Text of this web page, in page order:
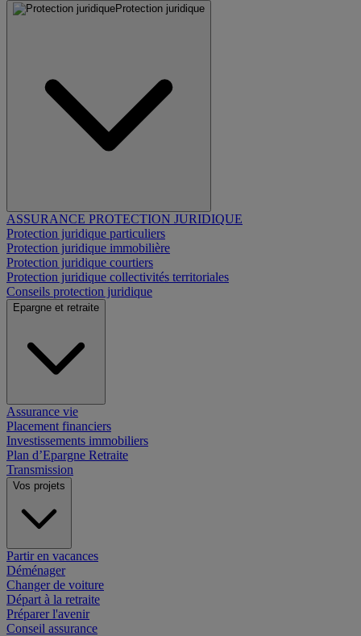
Protection juridique
ASSURANCE PROTECTION JURIDIQUE
Protection juridique particuliers
Protection juridique immobilière
Protection juridique courtiers
Protection juridique collectivités territoriales
Conseils protection juridique
Epargne et retraite
Assurance vie
Placement financiers
Investissements immobiliers
Plan d’Epargne Retraite
Transmission
Vos projets
Partir en vacances
Déménager
Changer de voiture
Départ à la retraite
Préparer l'avenir
Conseil assurance